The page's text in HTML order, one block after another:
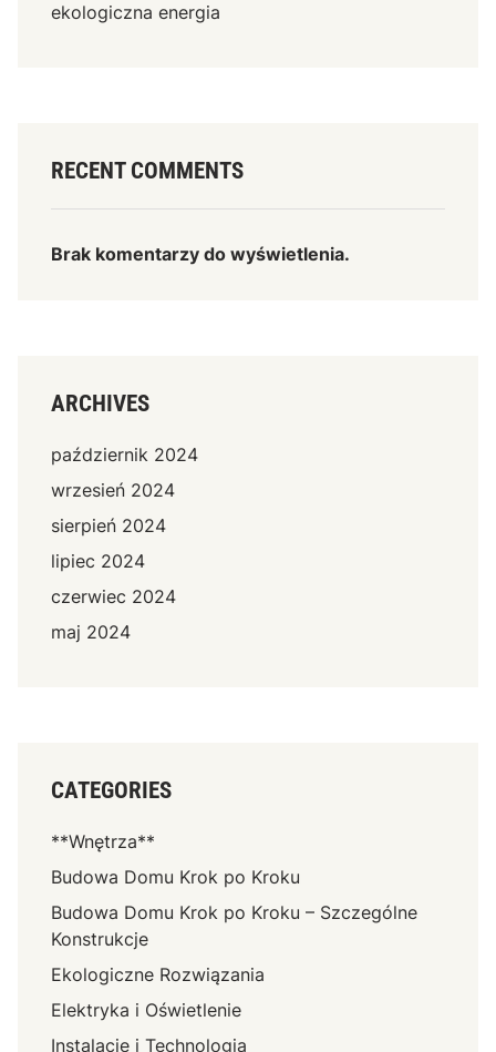
ekologiczna energia
RECENT COMMENTS
Brak komentarzy do wyświetlenia.
ARCHIVES
październik 2024
wrzesień 2024
sierpień 2024
lipiec 2024
czerwiec 2024
maj 2024
CATEGORIES
**Wnętrza**
Budowa Domu Krok po Kroku
Budowa Domu Krok po Kroku – Szczególne
Konstrukcje
Ekologiczne Rozwiązania
Elektryka i Oświetlenie
Instalacje i Technologia